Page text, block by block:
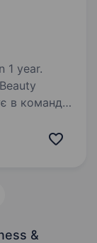
1 year.
в команду
до роботи
&